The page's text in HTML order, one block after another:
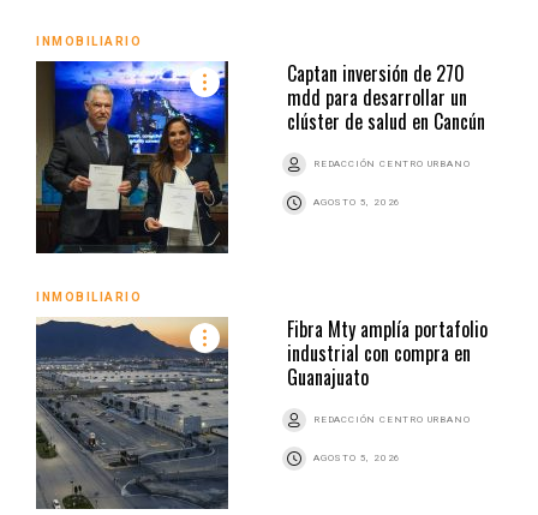
INMOBILIARIO
Captan inversión de 270
mdd para desarrollar un
clúster de salud en Cancún
REDACCIÓN CENTRO URBANO
AGOSTO 5, 2026
INMOBILIARIO
Fibra Mty amplía portafolio
industrial con compra en
Guanajuato
REDACCIÓN CENTRO URBANO
AGOSTO 5, 2026